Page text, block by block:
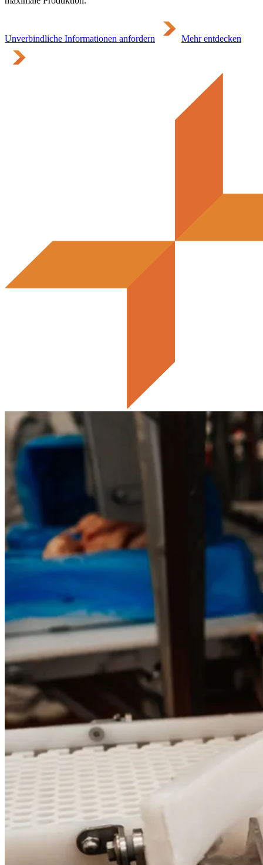
Unverbindliche Informationen anfordern Mehr entdecken